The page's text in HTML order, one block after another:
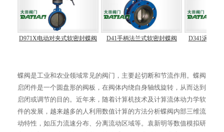
D971X电动对夹式软密封蝶阀 D41手柄法兰式软密封蝶阀 D341涡轮法
蝶阀是工业和农业领域常见的阀门，主要起切断和节流作用。蝶阀
启闭件是一个圆盘形的阀板，在阀体内绕自身轴线旋转，从而达到
启闭或调节的目的。近年来，随着计算机技术及计算流体动力学软
件的发展，越来越多的人利用数值计算的方法分析蝶阀内部三维流
动特性，如压力流速分布、分离流动区域等。袁新明等数值模拟研